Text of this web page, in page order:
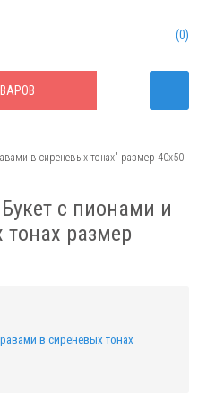
0
в сиреневых тонах" размер 40x50
с пионами и
размер
в сиреневых тонах